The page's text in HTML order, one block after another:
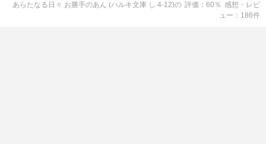
あらたなる日々 お勝手のあん (ハルキ文庫 し 4-12)の 評価 60 ％ 感想・レビ
ュー
186件